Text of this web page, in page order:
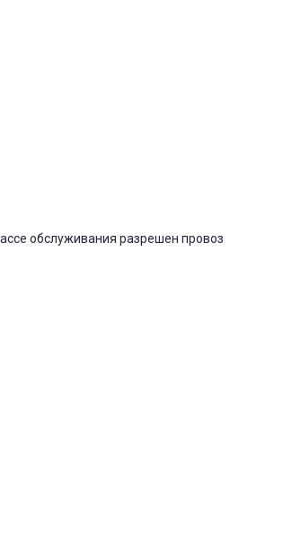
обслуживания разрешен провоз